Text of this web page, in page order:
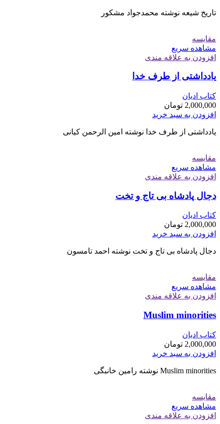
تاریخ شیعه نوشته محمدجواد مشکور
مقایسه
مشاهده سریع
افزودن به علاقه مندی
یادداشتی از طرف خدا
کتاب ادیان
2,000,000 تومان
افزودن به سبد خرید
یادداشتی از طرف خدا نوشته امین الرحمن کیانی
مقایسه
مشاهده سریع
افزودن به علاقه مندی
دجال پادشاه بی تاج و تخت
کتاب ادیان
2,000,000 تومان
افزودن به سبد خرید
دجال پادشاه بی تاج و تخت نوشته احمد تامسون
مقایسه
مشاهده سریع
افزودن به علاقه مندی
Muslim minorities
کتاب ادیان
2,000,000 تومان
افزودن به سبد خرید
Muslim minorities نوشته رامین خانبگی
مقایسه
مشاهده سریع
افزودن به علاقه مندی